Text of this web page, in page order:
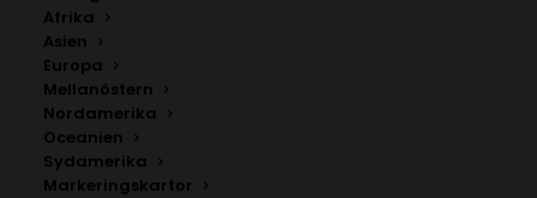
Afrika
Asien
Europa
Mellanöstern
Nordamerika
Oceanien
Sydamerika
Markeringskartor
Handritad karta över Neustadt in Sachsen i
Välj mellan fyra olika storlekar: 50×70 cm, 40×50 cm,